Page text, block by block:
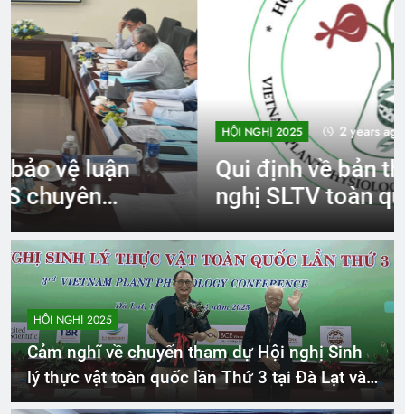
HỘI NGHỊ 2025 2 years ago
Qui định về bản thảo – Hội
nghị SLTV toàn quốc lần thứ 3
HỘI NGHỊ 2025
Cảm nghĩ về chuyến tham dự Hội nghị Sinh
lý thực vật toàn quốc lần Thứ 3 tại Đà Lạt và
những cơ hội hợp tác học thuật giữa Việt